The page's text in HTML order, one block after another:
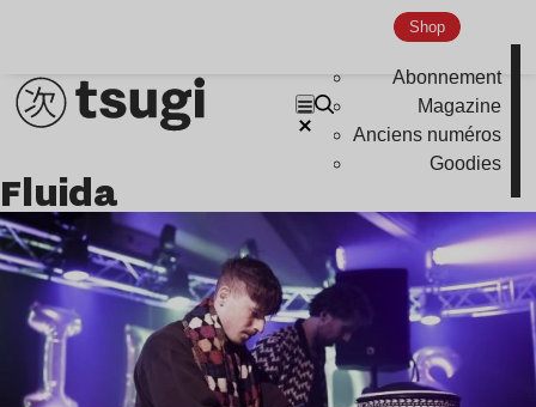
Shop
Abonnement
Magazine
Anciens numéros
Goodies
Fluida